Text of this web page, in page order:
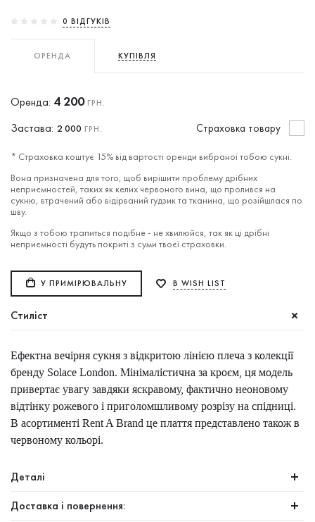
0 ВIДГУКIВ
ОРЕНДА КУПІВЛЯ
Оренда: 4 200ГРН.
Застава: 2 000 ГРН. Cтраховка товару
* Страховка коштує 15% від вартості оренди вибраної тобою сукні.
Вона призначена для того, щоб вирішити проблему дрібних
неприємностей, таких як келих червоного вина, що пролився на
сукню, втрачений або відірваний гудзик та тканина, що розійшлася по
шву.
Якщо з тобою трапиться подібне - не хвилюйся, так як ці дрібні
неприємності будуть покриті з суми твоєї страховки.
У ПРИМІРЮВАЛЬНУ В WISH LIST
Стиліст
Ефектна вечірня сукня з відкритою лінією плеча з колекції
бренду Solace London. Мінімалістична за кроєм, ця модель
привертає увагу завдяки яскравому, фактично неоновому
відтінку рожевого і приголомшливому розрізу на спідниці.
В асортименті Rent A Brand це плаття представлено також в
червоному кольорі.
Деталі
Доставка і повернення: